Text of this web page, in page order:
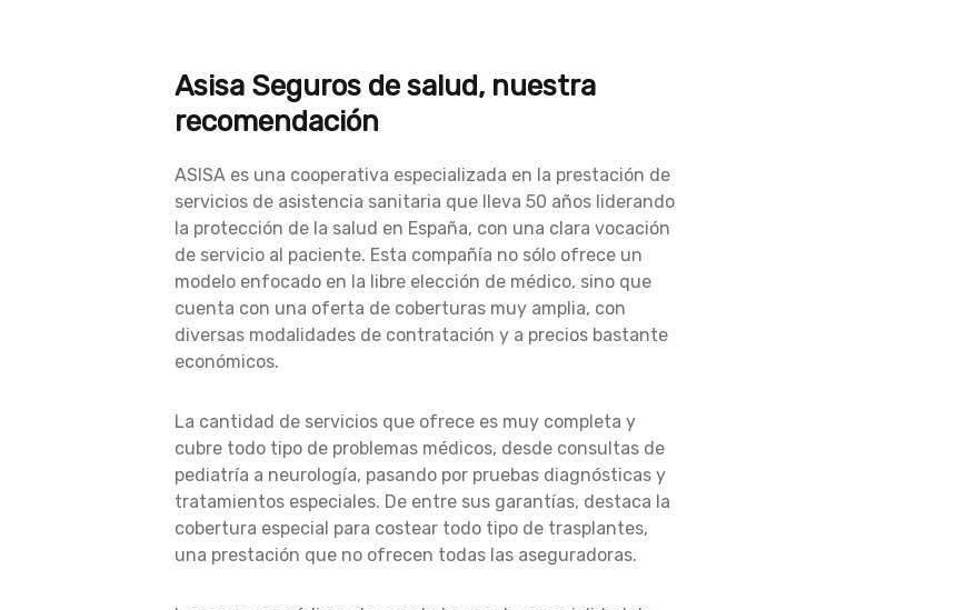
Asisa Seguros de salud, nuestra
recomendación
ASISA es una cooperativa especializada en la prestación de
servicios de asistencia sanitaria que lleva 50 años liderando
la protección de la salud en España, con una clara vocación
de servicio al paciente. Esta compañía no sólo ofrece un
modelo enfocado en la libre elección de médico, sino que
cuenta con una oferta de coberturas muy amplia, con
diversas modalidades de contratación y a precios bastante
económicos.
La cantidad de servicios que ofrece es muy completa y
cubre todo tipo de problemas médicos, desde consultas de
pediatría a neurología, pasando por pruebas diagnósticas y
tratamientos especiales. De entre sus garantías, destaca la
cobertura especial para costear todo tipo de trasplantes,
una prestación que no ofrecen todas las aseguradoras.